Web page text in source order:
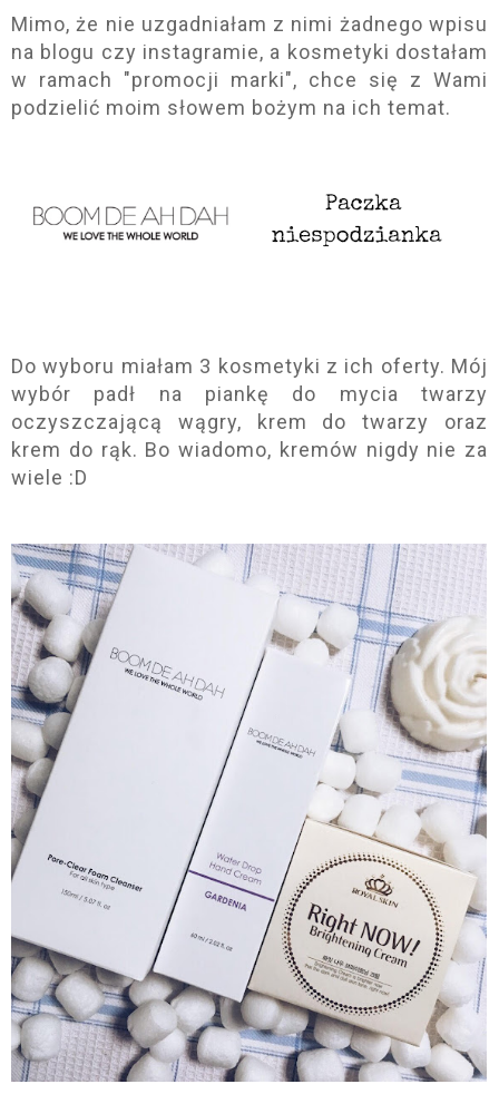
Mimo, że nie uzgadniałam z nimi żadnego wpisu
na blogu czy instagramie, a kosmetyki dostałam
w ramach "promocji marki", chce się z Wami
podzielić moim słowem bożym na ich temat.
Do wyboru miałam 3 kosmetyki z ich oferty. Mój
wybór padł na piankę do mycia twarzy
oczyszczającą wągry, krem do twarzy oraz
krem do rąk. Bo wiadomo, kremów nigdy nie za
wiele :D